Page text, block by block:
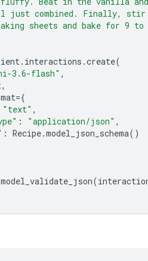
just combined. Finally, stir
sheets and bake for 9 to
. interactions .create(
3.6-flash" ,
,
={
"text" ,
: "application/json" ,
: Recipe.model_json_schema()
model_validate_json(